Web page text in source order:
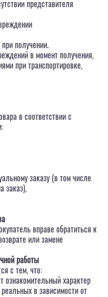
представителя
получении.
в момент получения,
при транспортировке,
в соответствии с
заказу (в том числе
заказ),
вправе обратиться к
или замене
работы
с тем, что:
ознакомительный характер
в зависимости от